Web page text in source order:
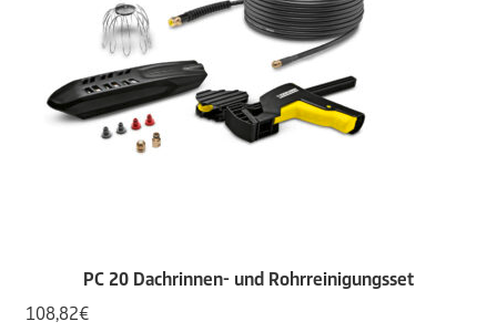
PC 20 Dachrinnen- und Rohrreinigungsset
108,82€